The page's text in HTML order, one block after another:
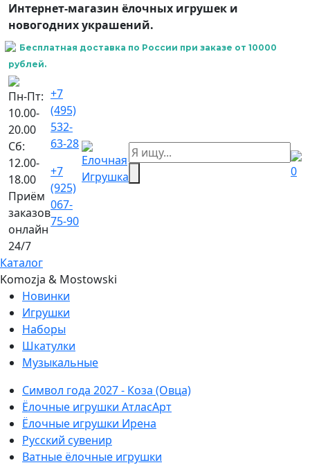
Интернет-магазин ёлочных игрушек и
новогодних украшений.
Бесплатная доставка по России при заказе от 10000
рублей.
Пн-Пт:
10.00-
20.00
Сб:
12.00-
18.00
Приём
заказов
онлайн
24/7
+7
(495)
532-
63-28
+7
(925)
067-
75-90
0
Каталог
Komozja & Mostowski
Новинки
Игрушки
Наборы
Шкатулки
Музыкальные
Символ года 2027 - Коза (Овца)
Ёлочные игрушки АтласАрт
Ёлочные игрушки Ирена
Русский сувенир
Ватные ёлочные игрушки